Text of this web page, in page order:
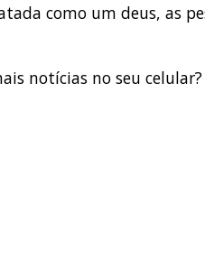
como um deus, as
notícias no seu celular?